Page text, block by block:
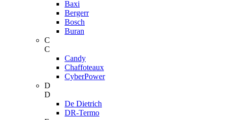
Baxi
Bergerr
Bosch
Buran
C
C
Candy
Chaffoteaux
CyberPower
D
D
De Dietrich
DR-Termo